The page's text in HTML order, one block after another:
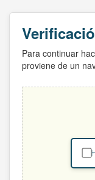
Para continuar
proviene de un